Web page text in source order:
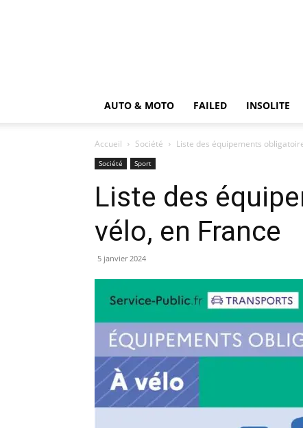
AUTO & MOTO FAILED INSOLITE
Accueil Société Liste des équipements
Société Sport
Liste des
vélo, en France
5 janvier 2024